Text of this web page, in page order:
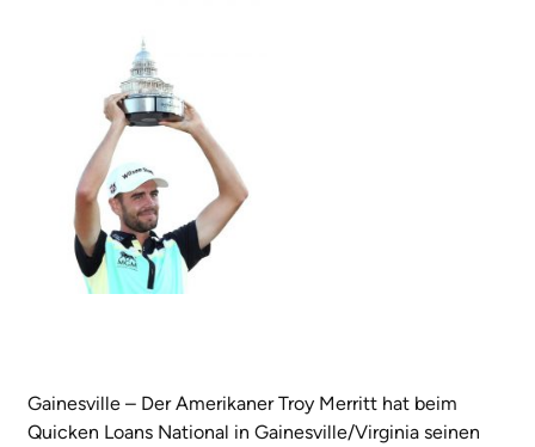
Gainesville – Der Amerikaner Troy Merritt hat beim
Quicken Loans National in Gainesville/Virginia seinen